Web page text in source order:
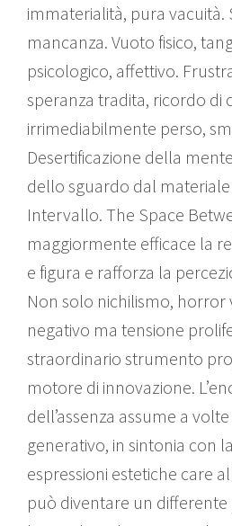
immaterialità, pura vacuità.
mancanza. Vuoto fisico,
psicologico, affettivo.
speranza tradita, ricordo di
irrimediabilmente perso,
Desertificazione della
dello sguardo dal
Intervallo. The Space
maggiormente efficace la
e figura e rafforza la
Non solo nichilismo, horror
negativo ma tensione
straordinario strumento
motore di innovazione.
dell’assenza assume a
generativo, in sintonia con
espressioni estetiche care
può diventare un